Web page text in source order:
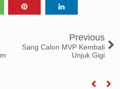
Previous
Sang Calon MVP Kembali
Unjuk Gigi